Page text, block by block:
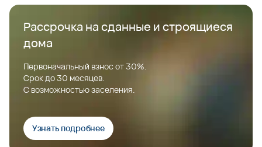
Рассрочка на сданные и строящиеся
дома
Первоначальный взнос от 30%.
Срок до 30 месяцев.
С возможностью заселения.
Узнать подробнее